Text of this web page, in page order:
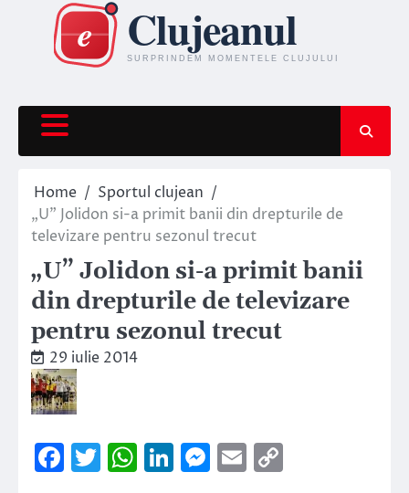
content
Home
Sportul clujean
„U” Jolidon si-a primit banii din drepturile de
televizare pentru sezonul trecut
„U” Jolidon si-a primit banii
din drepturile de televizare
pentru sezonul trecut
29 iulie 2014
Facebook
Twitter
WhatsApp
LinkedIn
Messenger
Email